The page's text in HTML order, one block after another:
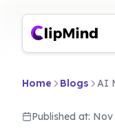
Home Blogs
Published at: Nov